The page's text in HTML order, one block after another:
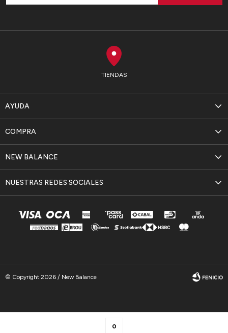
0
TIENDAS
AYUDA
NEW BALANCE
COMPRA
NUESTRAS REDES SOCIALES
© Copyright 2026 / New Balance